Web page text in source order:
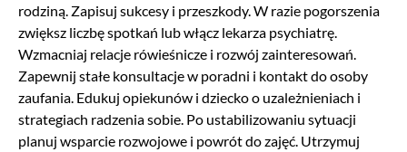
rodziną. Zapisuj sukcesy i przeszkody. W razie pogorszenia
zwiększ liczbę spotkań lub włącz lekarza psychiatrę.
Wzmacniaj relacje rówieśnicze i rozwój zainteresowań.
Zapewnij stałe konsultacje w poradni i kontakt do osoby
zaufania. Edukuj opiekunów i dziecko o uzależnieniach i
strategiach radzenia sobie. Po ustabilizowaniu sytuacji
planuj wsparcie rozwojowe i powrót do zajęć. Utrzymuj